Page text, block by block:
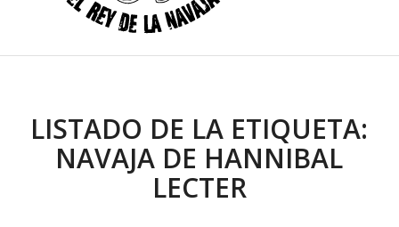
LISTADO DE LA ETIQUETA:
NAVAJA DE HANNIBAL
LECTER